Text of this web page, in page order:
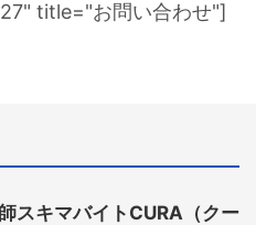
title="お問い合わせ"]
スキマバイトCURA（クー